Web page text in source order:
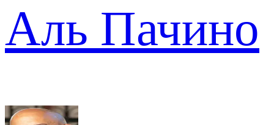
Аль Пачино